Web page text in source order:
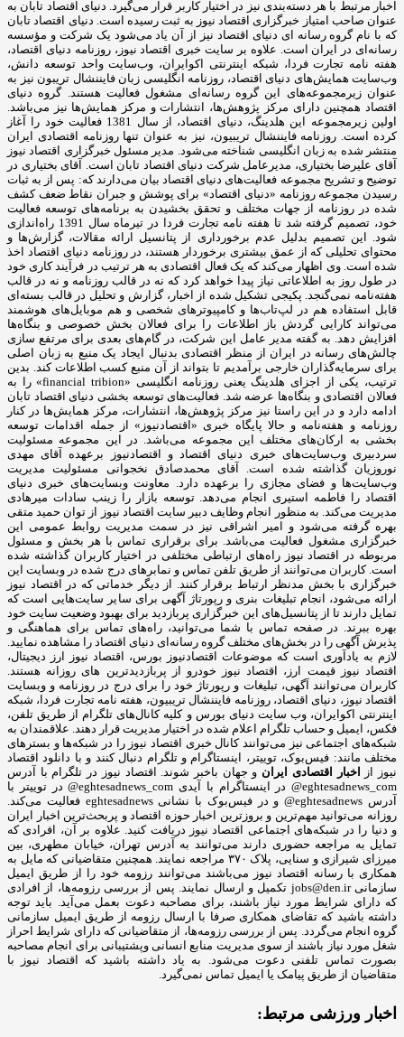
اخبار مرتبط با هر دسته‌بندی نیز در اختیار کاربر قرار می‌گیرد. دنیای اقتصاد تابان به
عنوان صاحب امتیاز خبرگزاری اقتصاد نیوز به ثبت رسیده است. دنیای اقتصاد تابان
که با نام گروه رسانه ای دنیای اقتصاد نیز از آن یاد می‌شود یک شرکت و مؤسسه
رسانه‌ای در ایران است. علاوه بر سایت خبری اقتصاد نیوز، روزنامه دنیای اقتصاد،
هفته ‌نامه تجارت فردا، شبکه اینترنتی اکوایران، وب‌سایت واحد توسعه دانش،
وب‌سایت همایش‌های دنیای اقتصاد، روزنامه انگلیسی ‌زبان فایننشال تریبون نیز به
عنوان زیرمجموعه‌های این گروه رسانه‌ای مشغول فعالیت هستند. گروه دنیای
اقتصاد همچنین دارای مرکز پژوهش‌ها، انتشارات و مرکز همایش‌ها نیز می‌باشد.
اولین زیرمجموعه این هلدینگ، دنیای اقتصاد، از سال 1381 فعالیت خود را آغاز
کرده است. روزنامه فایننشال تریبیون، نیز به عنوان تنها روزنامه اقتصادی ایران
منتشر شده به زبان انگلیسی شناخته می‌شود. مدیر مسئول خبرگزاری اقتصاد نیوز
آقای علیرضا بختیاری، مدیرعامل شرکت دنیای اقتصاد تابان است. آقای بختیاری در
توضیح و تشریح مجموعه فعالیت‌های دنیای اقتصاد بیان می‌دارند که: پس از به ثبات
رسیدن مجموعه روزنامه «دنیای اقتصاد» برای پوشش و جبران نقاط ضعف کشف
شده در روزنامه از جهات مختلف و تحقق بخشیدن به برنامه‌های توسعه فعالیت
خود، تصمیم گرفته شد تا هفته نامه تجارت فردا در تیرماه سال 1391 راه‌اندازی
شود. این تصمیم بدلیل عدم برخورداری از پتانسیل ارائه مقالات، گزارش‌ها و
محتوای تحلیلی که از عمق بیشتری برخوردار هستند، در روزنامه دنیای اقتصاد اخذ
شده است. وی اظهار می‌کند که یک فعال اقتصادی به هر ترتیب در فرآیند کاری خود
در طول روز به اطلاعاتی نیاز پیدا خواهد کرد که نه در قالب روزنامه و نه در قالب
هفته‌نامه نمی‌گنجد. پکیجی تشکیل شده از اخبار، گزارش و تحلیل در قالب بسته‌ای
قابل استفاده هم در لپ‌تاب‌ها و کامپیوترهای شخصی و هم موبایل‌های هوشمند
می‌تواند کارایی گردش باز اطلاعات را برای فعالان بخش خصوصی و بنگاه‌ها
افزایش دهد. به گفته مدیر عامل این شرکت، در گام‌های بعدی برای مرتفع سازی
چالش‌های رسانه در ایران از منظر اقتصادی بدنبال ایجاد یک منبع به زبان اصلی
برای سرمایه‌گذاران خارجی برآمدیم تا بتواند از آن منبع کسب اطلاعات کند. بدین
ترتیب، یکی از اجزای هلدینگ یعنی روزنامه انگلیسی «financial tribion» را به
فعالان اقتصادی و بنگاه‌ها عرضه شد. فعالیت‌های توسعه بخشی دنیای اقتصاد تابان
ادامه دارد و در این راستا نیز مرکز پژوهش‌ها، انتشارات، مرکز همایش‌ها در کنار
روزنامه و هفته‌نامه و حالا پایگاه خبری «اقتصادنیوز» از جمله اقدامات توسعه
بخشی به ارکان‌های مختلف این مجموعه می‌باشد. در این مجموعه مسئولیت
سردبیری وب‌سایت‌های خبری دنیای اقتصاد و اقتصادنیوز برعهده آقای مهدی
نوروزیان گذاشته شده است. آقای محمدصادق نخجوانی مسئولیت مدیریت
وب‌سایت‌ها و فضای مجازی را برعهده دارد. معاونت وبسایت‌های خبری دنیای
اقتصاد را فاطمه استیری انجام می‌دهد. توسعه بازار را زینب سادات میرهادی
مدیریت می‌کند. به منظور انجام وظایف دبیر سایت اقتصاد نیوز از توان حمید متقی
بهره گرفته می‌شود و امیر اشراقی نیز در سمت مدیریت روابط عمومی این
خبرگزاری مشغول فعالیت می‌باشد. برای برقراری تماس با هر بخش و مسئول
مربوطه در اقتصاد نیوز راه‌های ارتباطی مختلفی در اختیار کاربران گذاشته شده
است. کاربران می‌توانند از طریق تلفن تماس و نمابرهای درج شده در وبسایت این
خبرگزاری با بخش مدنظر ارتباط برقرار کنند. از دیگر خدماتی که در اقتصاد نیوز
ارائه می‌شود، انجام تبلیغات بنری و رپورتاژ آگهی برای سایر سایت‌هایی است که
تمایل دارند تا از پتانسیل‌های این خبرگزاری پربازدید برای بهبود وضعیت سایت خود
بهره ببرند. در صفحه تماس با شما می‌توانید، راه‌های تماس برای هماهنگی و
پذیرش آگهی را در بخش‌های مختلف گروه رسانه‌ای دنیای اقتصاد را مشاهده نمایید.
لازم به یادآوری است که موضوعات اقتصادنیوز بورس، اقتصاد نیوز ارز دیجیتال،
اقتصاد نیوز قیمت ارز، اقتصاد نیوز خودرو از پربازدیدترین های روزانه هستند.
کاربران می‌توانند آگهی، تبلیغات و رپورتاژ خود را برای درج در روزنامه و وبسایت
اقتصاد نیوز، دنیای اقتصاد، روزنامه فایننشال تریبیون، هفته نامه تجارت فردا، شبکه
اینترنتی اکوایران، وب سایت دنیای بورس و کلیه کانال‌های تلگرام از طریق تلفن،
فکس، ایمیل و حساب تلگرام اعلام شده در اختیار مدیریت قرار دهند. علاقمندان به
شبکه‎‌های اجتماعی نیز می‌توانند کانال خبری اقتصاد نیوز را در شبکه‌ها و بسترهای
مختلف مانند: فیس‌بوک، توییتر، اینستاگرام و تلگرام دنبال کنند و با دانلود اقتصاد
نیوز از
اخبار اقتصادی ایران و جهان باخبر شوند. اقتصاد نیوز در تلگرام با آدرس
eghtesadnews_com@ در اینستاگرام با آیدی eghtesadnews_com@ در توییتر با
آدرس eghtesadnews@ و در فیس‌بوک با نشانی eghtesadnews فعالیت می‌کند.
روزانه می‌توانید مهم‌ترین و بروزترین اخبار حوزه اقتصاد و پربحث‌ترین اخبار ایران
و دنیا را در شبکه‌های اجتماعی اقتصاد نیوز دریافت کنید. علاوه بر آن، افرادی که
تمایل به مراجعه حضوری دارند می‌توانند به آدرس تهران، خیابان مطهری، بین
میرزای شیرازی و سنایی، پلاک ۳۷۰ مراجعه نمایند. همچنین متقاضیانی که مایل به
همکاری با رسانه‌ اقتصاد نیوز می‌باشند می‌توانند رزومه خود را از طریق ایمیل
سازمانی jobs@den.ir تکمیل و ارسال نمایند. پس از بررسی رزومه‌ها، از افرادی
که دارای شرایط مورد نیاز باشند، برای مصاحبه دعوت بعمل می‌آید. باید توجه
داشته باشید که تقاضای همکاری صرفا با ارسال رزومه از طریق ایمیل سازمانی
گروه انجام می‌گردد. پس از بررسی رزومه‌ها، از متقاضیانی که دارای شرایط احراز
شغل مورد نیاز باشند از سوی مدیریت منابع انسانی وپشتیبانی برای انجام مصاحبه
بصورت تماس تلفنی دعوت می‌شود. به یاد داشته باشید که اقتصاد نیوز با
متقاضیان از طریق پیامک یا ایمیل تماس نمی‌گیرد.
اخبار ورزشی مرتبط: